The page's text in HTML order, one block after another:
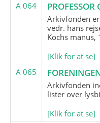
A 064 PROFESSOR
Arkivfonden
vedr. hans
Kochs manus,
[Klik for at se]
A 065
Arkivfonden
lister over
[Klik for at se]